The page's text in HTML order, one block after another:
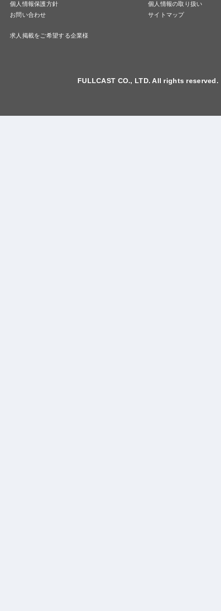
個人情報保護方針
個人情報の取り扱い
お問い合わせ
サイトマップ
求人掲載をご希望する企業様
FULLCAST CO., LTD. All rights reserved.